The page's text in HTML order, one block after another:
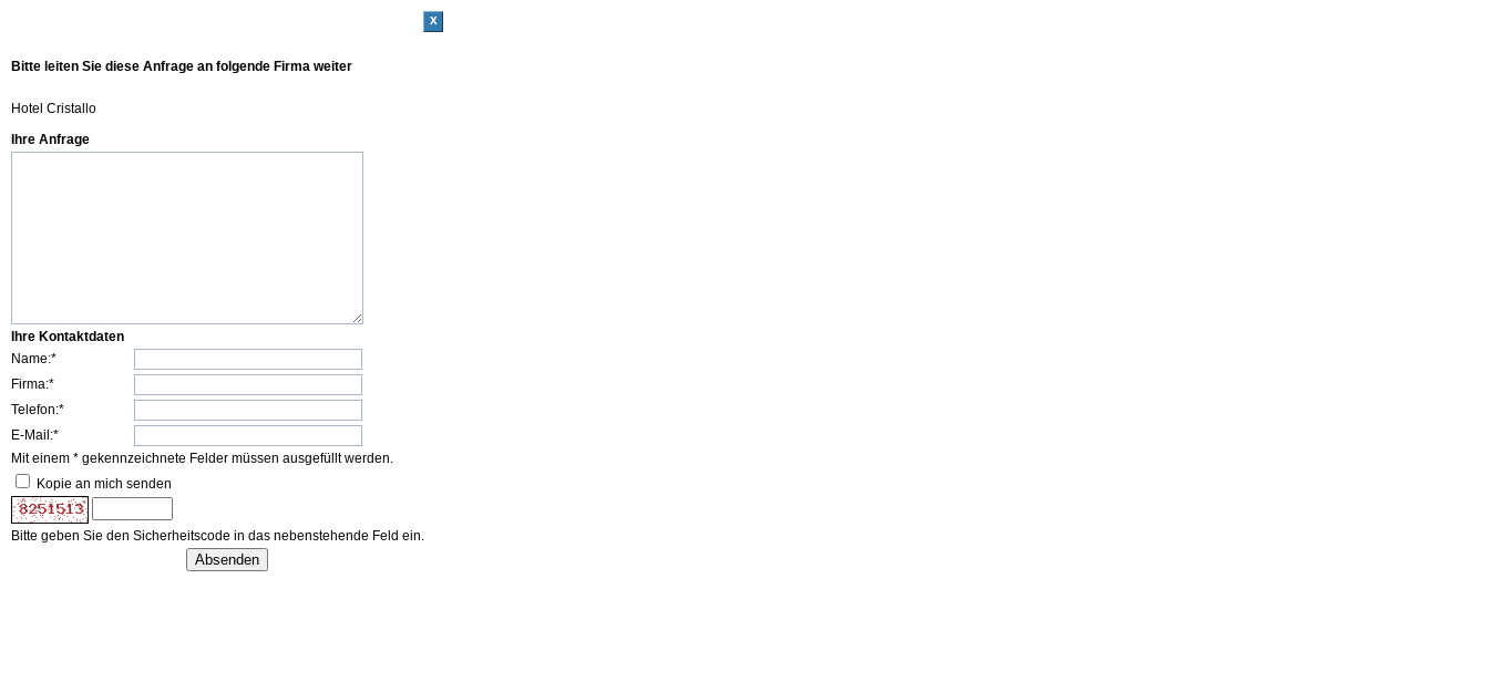
x
Bitte leiten Sie diese Anfrage an folgende Firma weiter
Hotel Cristallo
Ihre Anfrage
Ihre Kontaktdaten
Name:*
Firma:*
Telefon:*
E-Mail:*
Mit einem * gekennzeichnete Felder müssen ausgefüllt werden.
Kopie an mich senden
Bitte geben Sie den Sicherheitscode in das nebenstehende Feld ein.